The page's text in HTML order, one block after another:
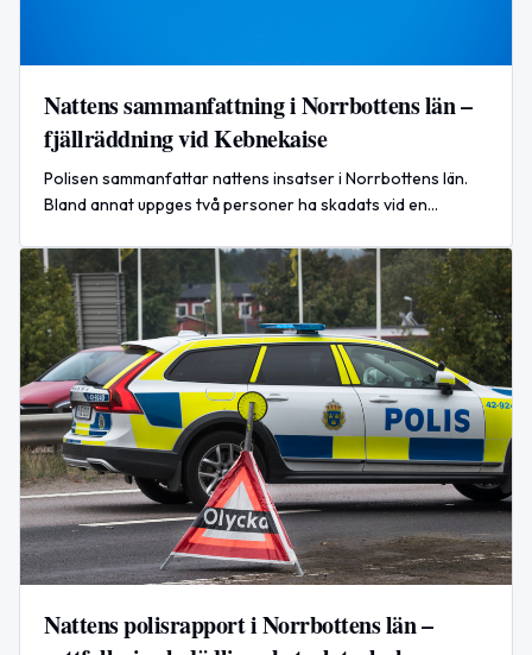
Nattens sammanfattning i Norrbottens län –
fjällräddning vid Kebnekaise
Polisen sammanfattar nattens insatser i Norrbottens län.
Bland annat uppges två personer ha skadats vid en
Nattens polisrapport i Norrbottens län –